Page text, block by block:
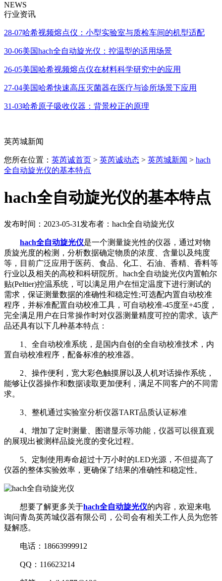
NEWS
行业资讯
28-07哈希视频熔点仪：小型实验室与质检车间的机型适配
30-06美国hach全自动旋光仪：控温型的适用场景
26-05美国哈希视频熔点仪在材料科学研究中的应用
27-04美国哈希快速高压灭菌器在医疗与诊所场景下应用
31-03哈希原子吸收仪器：背景校正的原理
英芮城新闻
您所在位置： 英芮诚首页 > 英芮诚动态 > 英芮城新闻 > hach
全自动旋光仪的基本特点
hach全自动旋光仪的基本特点
发布时间：2023-05-31 发布者：hach全自动旋光仪
hach全自动旋光仪是一个测量旋光性的仪器，通过对物
质旋光度的检测，分析数据确定物质的浓度、含量以及纯度
等，目前广泛应用于医药、食品、化工、石油、香精、香料等
行业以及相关的高校和科研院所。hach全自动旋光仪内置帕尔
贴(Peltier)控温系统，可以满足用户在恒定温度下进行测试的
需求，保证测量数据的准确性和稳定性;可选配内置自动校准
程序，并标准配置自动校准工具，可自动校准-45度至+45度，
完全满足用户在日常操作时对仪器测量精度可控的需求。该产
品还具有以下几种基本特点：
1、全自动校准系统，是国内自创的全自动校准技术，内
置自动校准程序，配备标准的校准器。
2、操作便利，宽大彩色触摸屏以及人机对话操作系统，
能够让仪器操作和数据读取更加便利，满足不同客户的不同需
求。
3、整机通过实验室分析仪器TART品质认证标准
4、增加了定时测量、图谱显示等功能，仪器可以很直观
的展现出被测样品旋光度的变化过程。
5、定制使用寿命超过十万小时的LED光源，不但提高了
仪器的整体实验效率，更确保了结果的准确性和稳定性。
想要了解更多关于hach全自动旋光仪的内容，欢迎来电
询问青岛英芮城仪器有限公司，公司会有相关工作人员为您答
疑解惑。
电话：18663999912
QQ：116623214